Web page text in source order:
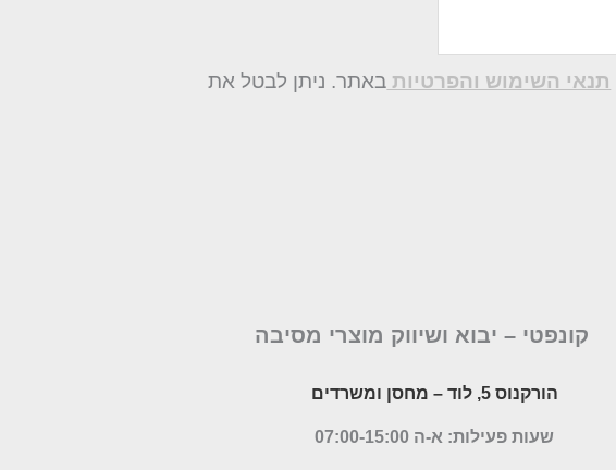
תנאי השימוש והפרטיות באתר. ניתן לבטל את
קונפטי – יבוא ושיווק מוצרי מסיבה
הורקנוס 5, לוד – מחסן ומשרדים
שעות פעילות: א-ה 07:00-15:00